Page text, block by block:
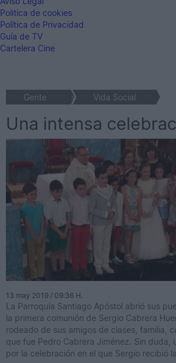
Politica de cookies
Política de Privacidad
Guía de TV
Cartelera Cine
Gente > Vida Social
Una intensa
13 may 2019 / 09:36 H.
La Parroquia Santiago Apóstol abrió sus
la primera comunión de Sergio Cabrera
rodeado de sus amigos de clases, familia,
que fue Pedro Cabrera Jiménez. Sin duda,
por la celebración en el que Sergio recibió